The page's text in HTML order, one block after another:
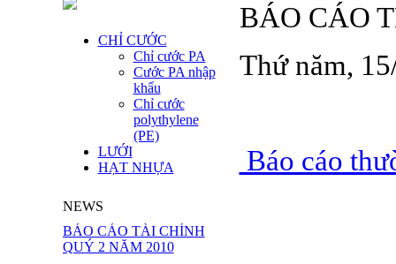
CHỈ CƯỚC
Chỉ cước PA
Cước PA nhập
khẩu
Chỉ cước
polythylene
(PE)
LƯỚI
HẠT NHỰA
NEWS
BÁO CÁO TÀI CHÍNH
QUÝ 2 NĂM 2010
BÁO CÁO
Thứ năm,
Báo cáo